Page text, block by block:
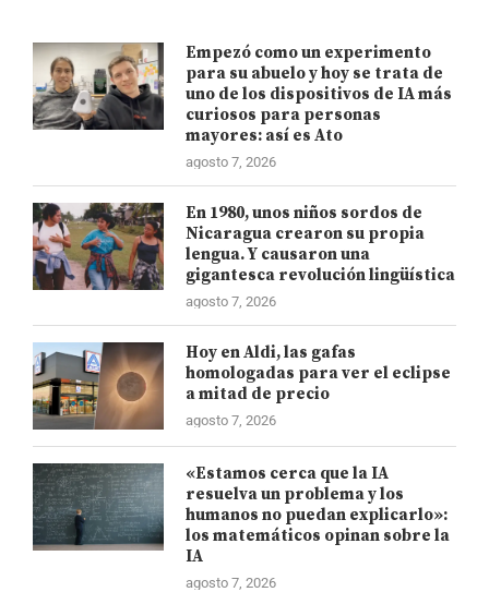
Empezó como un experimento
para su abuelo y hoy se trata de
uno de los dispositivos de IA más
curiosos para personas
mayores: así es Ato
agosto 7, 2026
En 1980, unos niños sordos de
Nicaragua crearon su propia
lengua. Y causaron una
gigantesca revolución lingüística
agosto 7, 2026
Hoy en Aldi, las gafas
homologadas para ver el eclipse
a mitad de precio
agosto 7, 2026
«Estamos cerca que la IA
resuelva un problema y los
humanos no puedan explicarlo»:
los matemáticos opinan sobre la
IA
agosto 7, 2026